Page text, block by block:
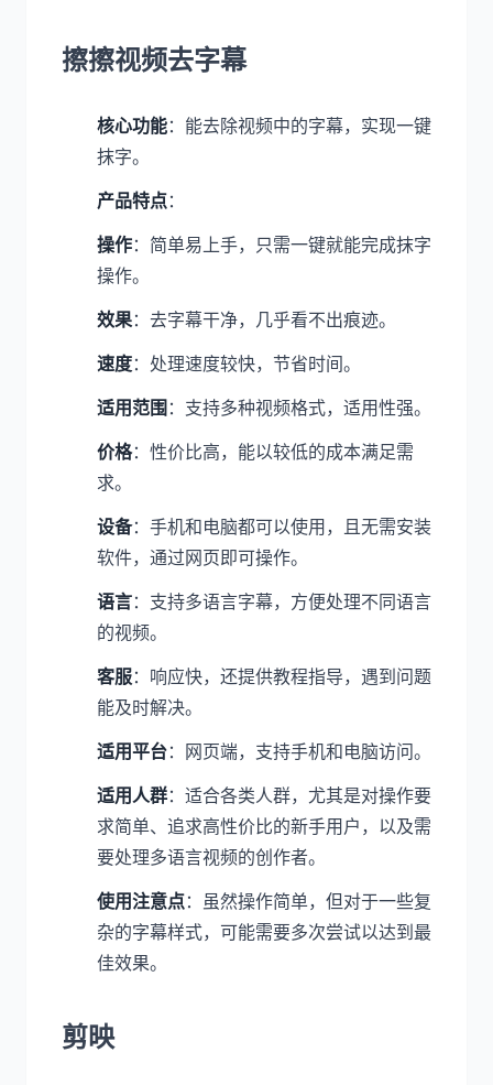
擦擦视频去字幕
核心功能：能去除视频中的字幕，实现一键
抹字。
产品特点：
操作：简单易上手，只需一键就能完成抹字
操作。
效果：去字幕干净，几乎看不出痕迹。
速度：处理速度较快，节省时间。
适用范围 ：支持多种视频格式，适用性强。
价格：性价比高，能以较低的成本满足需
求。
设备：手机和电脑都可以使用，且无需安装
软件，通过网页即可操作。
语言：支持多语言字幕，方便处理不同语言
的视频。
客服：响应快，还提供教程指导，遇到问题
能及时解决。
适用平台：网页端，支持手机和电脑访问。
适用人群：适合各类人群，尤其是对操作要
求简单、追求高性价比的新手用户，以及需
要处理多语言视频的创作者。
使用注意点：虽然操作简单，但对于一些复
杂的字幕样式，可能需要多次尝试以达到最
佳效果。
剪映